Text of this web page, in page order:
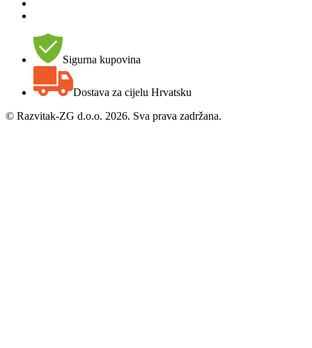
Sigurna kupovina
Dostava za cijelu Hrvatsku
© Razvitak-ZG d.o.o. 2026. Sva prava zadržana.